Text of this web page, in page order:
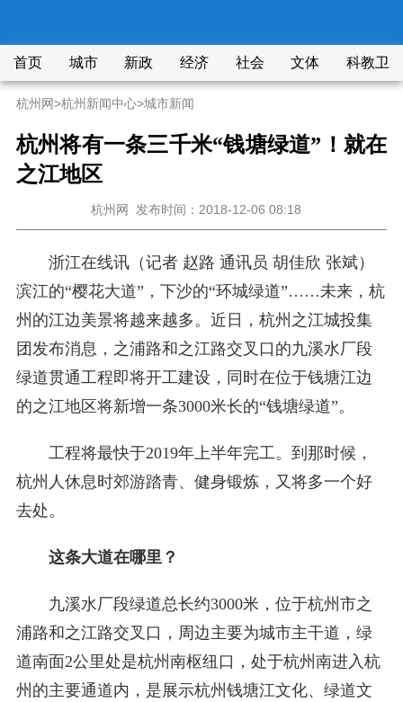
首页 城市 新政 经济 社会 文体 科教卫
杭州网>杭州新闻中心>城市新闻
杭州将有一条三千米“钱塘绿道”！就在
之江地区
杭州网 发布时间：2018-12-06 08:18
浙江在线讯（记者 赵路 通讯员 胡佳欣 张斌）
滨江的“樱花大道”，下沙的“环城绿道”……未来，杭
州的江边美景将越来越多。近日，杭州之江城投集
团发布消息，之浦路和之江路交叉口的九溪水厂段
绿道贯通工程即将开工建设，同时在位于钱塘江边
的之江地区将新增一条3000米长的“钱塘绿道”。
工程将最快于2019年上半年完工。到那时候，
杭州人休息时郊游踏青、健身锻炼，又将多一个好
去处。
这条大道在哪里？
九溪水厂段绿道总长约3000米，位于杭州市之
浦路和之江路交叉口，周边主要为城市主干道，绿
道南面2公里处是杭州南枢纽口，处于杭州南进入杭
州的主要通道内，是展示杭州钱塘江文化、绿道文